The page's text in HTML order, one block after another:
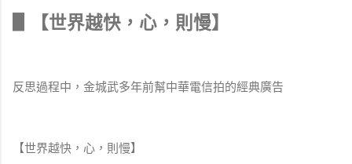
▋【世界越快，心，則慢】
反思過程中，金城武多年前幫中華電信拍的經典廣告
【世界越快，心，則慢】